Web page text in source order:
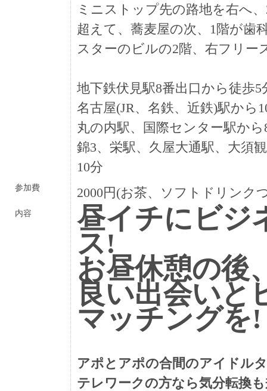
ミニストップ先の路地を右へ
超えて、蕎麦屋の次、1階が歯
スターのビルの2階、右フリー
地下鉄伏見駅8番出口から徒歩5
名古屋(JR、名鉄、近鉄)駅から
丸の内駅、国際センター駅から
錦3、栄駅、久屋大通駅、大須
10分
参加費 2000円(お茶、ソフトドリンク
内容 昼イチにビジ
ス!
お昼休憩の後
良い出会いと
マッチングを!
アポとアポの合間のアイドル
テレワークの方なら気分転換